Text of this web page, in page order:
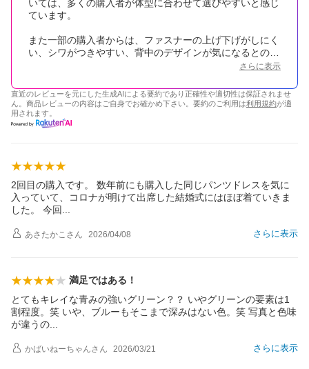
いては、多くの購入者が体型に合わせて選びやすいと感じ
ています。
また一部の購入者からは、ファスナーの上げ下げがしにく
い、シワがつきやすい、背中のデザインが気になるとの指
摘があります。シワはアイロンで対応できるものの、ファ
るとの意見も見受けられました。
さらに表示
直近のレビューを元にした生成AIによる要約であり正確性や適切性は保証されませ
ん。商品レビューの内容はご自身でお確かめ下さい。要約のご利用は利用規約が適
用されます。
2回目の購入です。 数年前にも購入した同じパンツドレスを気に
入っていて、コロナが明けて出席した結婚式にはほぼ着ていきま
した。 今回
さらに表示
あさたかこ さん 2026/04/08
満足ではある！
とてもキレイな青みの強いグリーン？？ いやグリーンの要素は1
割程度。笑 いや、ブルーもそこまで深みはない色。笑 写真と色味
が違うの
さらに表示
かばいねーちゃんさん 2026/03/21